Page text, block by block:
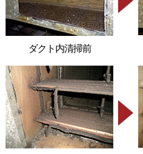
ダクト内清掃前